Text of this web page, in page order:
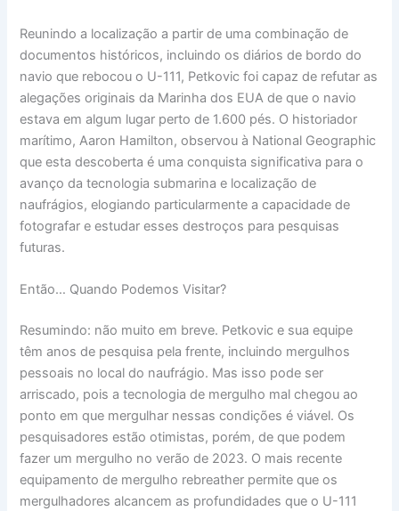
Reunindo a localização a partir de uma combinação de
documentos históricos, incluindo os diários de bordo do
navio que rebocou o U-111, Petkovic foi capaz de refutar as
alegações originais da Marinha dos EUA de que o navio
estava em algum lugar perto de 1.600 pés. O historiador
marítimo, Aaron Hamilton, observou à National Geographic
que esta descoberta é uma conquista significativa para o
avanço da tecnologia submarina e localização de
naufrágios, elogiando particularmente a capacidade de
fotografar e estudar esses destroços para pesquisas
futuras.
Então… Quando Podemos Visitar?
Resumindo: não muito em breve. Petkovic e sua equipe
têm anos de pesquisa pela frente, incluindo mergulhos
pessoais no local do naufrágio. Mas isso pode ser
arriscado, pois a tecnologia de mergulho mal chegou ao
ponto em que mergulhar nessas condições é viável. Os
pesquisadores estão otimistas, porém, de que podem
fazer um mergulho no verão de 2023. O mais recente
equipamento de mergulho rebreather permite que os
mergulhadores alcancem as profundidades que o U-111